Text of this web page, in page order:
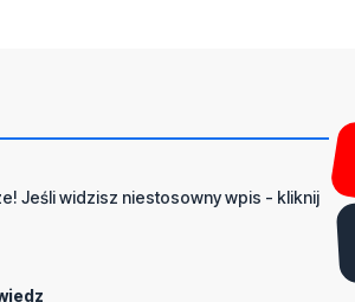
Jeśli widzisz niestosowny wpis - kliknij